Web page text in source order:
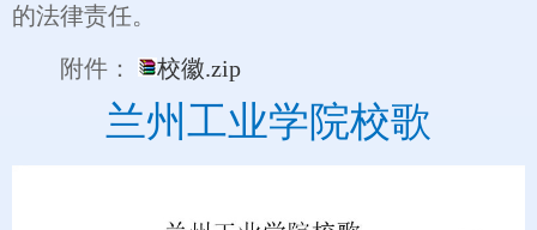
的法律责任。
附件：
校徽.zip
兰州工业学院校歌